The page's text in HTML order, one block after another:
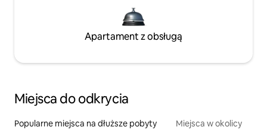
Apartament z obsługą
Miejsca do odkrycia
Popularne miejsca na dłuższe pobyty Miejsca w okolicy